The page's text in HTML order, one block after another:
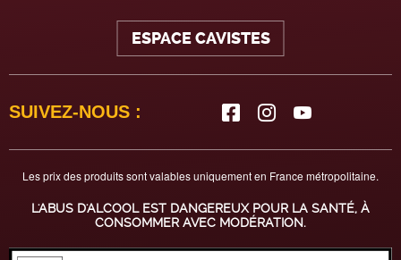
ESPACE CAVISTES
SUIVEZ-NOUS :
Les prix des produits sont valables uniquement en France métropolitaine.
L'ABUS D'ALCOOL EST DANGEREUX POUR LA SANTÉ, À
CONSOMMER AVEC MODÉRATION.